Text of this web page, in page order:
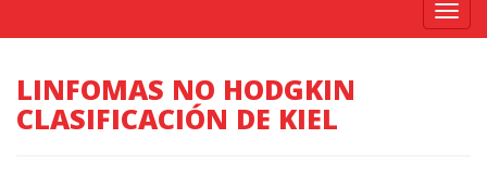
Menú
LINFOMAS NO HODGKIN
CLASIFICACIÓN DE KIEL